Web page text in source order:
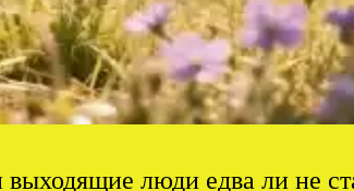
люди едва ли не